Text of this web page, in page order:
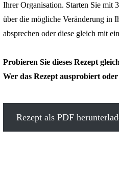
Ihrer Organisation. Starten Sie mit
über die mögliche Veränderung in
absprechen oder diese gleich mit
Probieren Sie dieses Rezept
Wer das Rezept ausprobiert
Rezept als PDF